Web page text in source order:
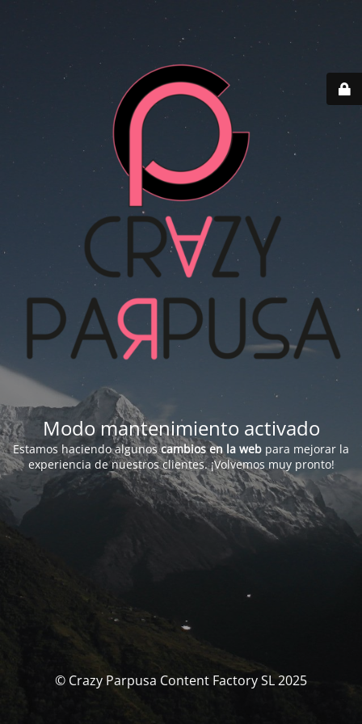
Modo mantenimiento activado
Estamos haciendo algunoscambios en la web para mejorar la
experiencia de nuestros clientes. ¡Volvemos muy pronto!
© Crazy Parpusa Content Factory SL 2025